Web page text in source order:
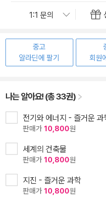
중고
알라딘에 팔기
회원
나는 알아요! (총 33권)
전기와 에너지 - 즐거운 과
판매가 10,800원
세계의 건축물
판매가 10,800원
지진 - 즐거운 과학
판매가 10,800원